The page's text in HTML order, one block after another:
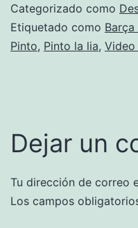
Categorizado como
Etiquetado como
Pinto, Pinto la lia, Video
Dejar un
Tu dirección de correo
Los campos